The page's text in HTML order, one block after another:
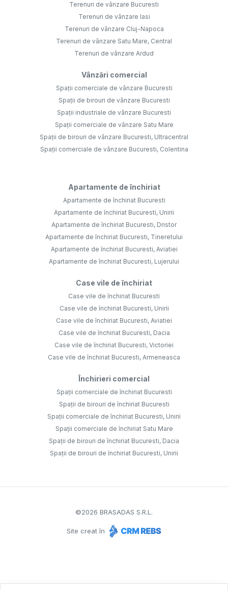
Terenuri de vânzare Bucuresti
Terenuri de vânzare Iasi
Terenuri de vânzare Cluj-Napoca
Terenuri de vânzare Satu Mare, Central
Terenuri de vânzare Ardud
Vânzări comercial
Spații comerciale de vânzare Bucuresti
Spații de birouri de vânzare Bucuresti
Spații industriale de vânzare Bucuresti
Spații comerciale de vânzare Satu Mare
Spații de birouri de vânzare Bucuresti, Ultracentral
Spații comerciale de vânzare Bucuresti, Colentina
Apartamente de închiriat
Apartamente de închiriat Bucuresti
Apartamente de închiriat Bucuresti, Unirii
Apartamente de închiriat Bucuresti, Dristor
Apartamente de închiriat Bucuresti, Tineretului
Apartamente de închiriat Bucuresti, Aviatiei
Apartamente de închiriat Bucuresti, Lujerului
Case vile de închiriat
Case vile de închiriat Bucuresti
Case vile de închiriat Bucuresti, Unirii
Case vile de închiriat Bucuresti, Aviatiei
Case vile de închiriat Bucuresti, Dacia
Case vile de închiriat Bucuresti, Victoriei
Case vile de închiriat Bucuresti, Armeneasca
Închirieri comercial
Spații comerciale de închiriat Bucuresti
Spații de birouri de închiriat Bucuresti
Spații comerciale de închiriat Bucuresti, Unirii
Spații comerciale de închiriat Satu Mare
Spații de birouri de închiriat Bucuresti, Dacia
Spații de birouri de închiriat Bucuresti, Unirii
©2026 BRASADAS S.R.L.
Site creat în